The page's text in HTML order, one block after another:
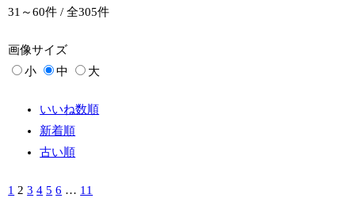
31～60件 / 全305件
画像サイズ
小
中 大
いいね数順
新着順
古い順
1 2 3 4 5 6 … 11